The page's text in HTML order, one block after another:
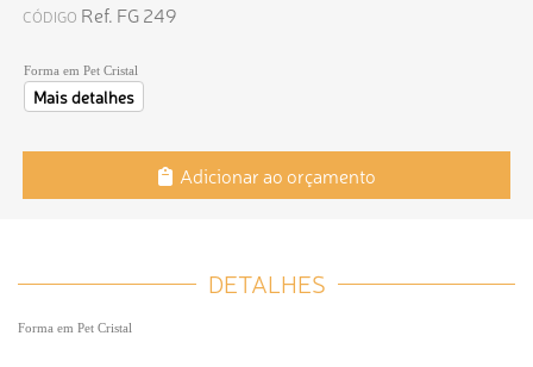
CÓDIGO Ref. FG 249
Forma em Pet Cristal
Mais detalhes
Adicionar ao orçamento
DETALHES
Forma em Pet Cristal